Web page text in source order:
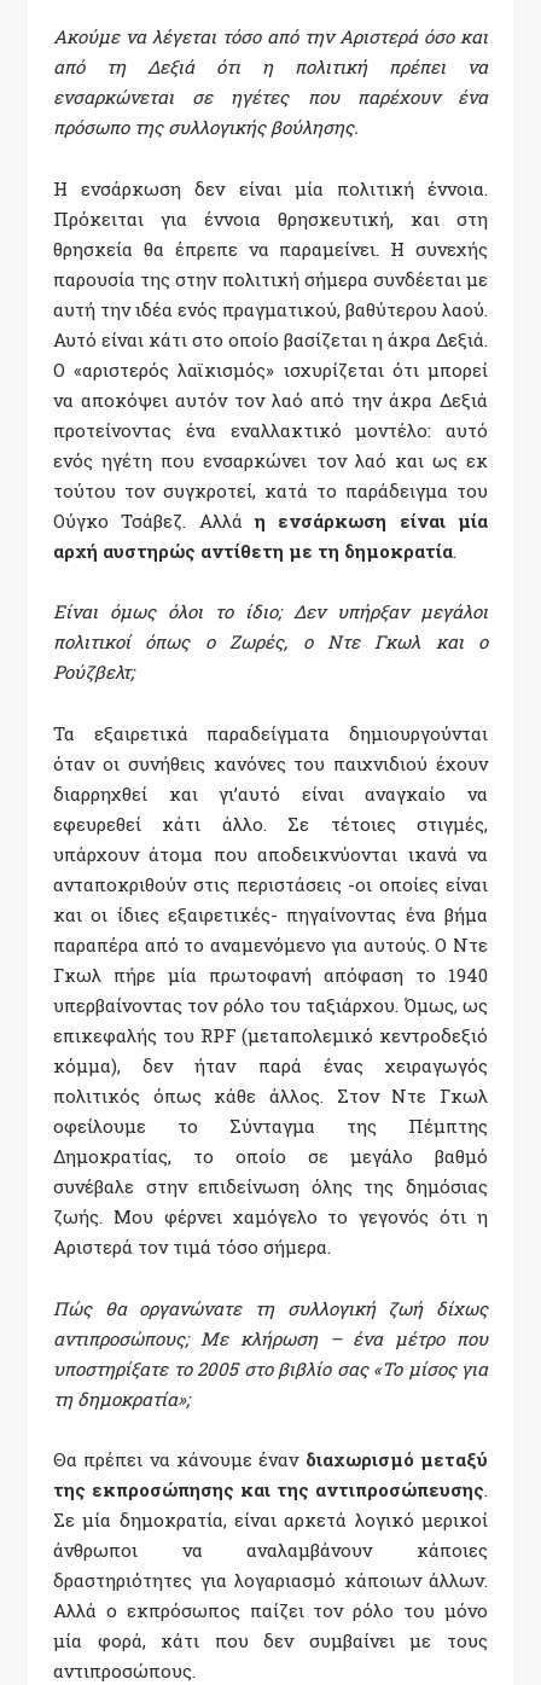
Ακούμε να λέγεται τόσο από την Αριστερά όσο και
από τη Δεξιά ότι η πολιτική πρέπει να
ενσαρκώνεται σε ηγέτες που παρέχουν ένα
πρόσωπο της συλλογικής βούλησης.
Η ενσάρκωση δεν είναι μία πολιτική έννοια.
Πρόκειται για έννοια θρησκευτική, και στη
θρησκεία θα έπρεπε να παραμείνει. Η συνεχής
παρουσία της στην πολιτική σήμερα συνδέεται με
αυτή την ιδέα ενός πραγματικού, βαθύτερου λαού.
Αυτό είναι κάτι στο οποίο βασίζεται η άκρα Δεξιά.
Ο «αριστερός λαϊκισμός» ισχυρίζεται ότι μπορεί
να αποκόψει αυτόν τον λαό από την άκρα Δεξιά
προτείνοντας ένα εναλλακτικό μοντέλο: αυτό
ενός ηγέτη που ενσαρκώνει τον λαό και ως εκ
τούτου τον συγκροτεί, κατά το παράδειγμα του
Ούγκο Τσάβεζ. Αλλάη ενσάρκωση είναι μία
αρχή αυστηρώς αντίθετη με τη δημοκρατία
Είναι όμως όλοι το ίδιο; Δεν υπήρξαν μεγάλοι
πολιτικοί όπως ο Ζωρές, ο Ντε Γκωλ και ο
Ρούζβελτ;
Τα εξαιρετικά παραδείγματα δημιουργούνται
όταν οι συνήθεις κανόνες του παιχνιδιού έχουν
διαρρηχθεί και γι’αυτό είναι αναγκαίο να
εφευρεθεί κάτι άλλο. Σε τέτοιες στιγμές,
υπάρχουν άτομα που αποδεικνύονται ικανά να
ανταποκριθούν στις περιστάσεις -οι οποίες είναι
και οι ίδιες εξαιρετικές- πηγαίνοντας ένα βήμα
παραπέρα από το αναμενόμενο για αυτούς. Ο Ντε
Γκωλ πήρε μία πρωτοφανή απόφαση το 1940
υπερβαίνοντας τον ρόλο του ταξιάρχου. Όμως, ως
επικεφαλής του RPF (μεταπολεμικό κεντροδεξιό
κόμμα), δεν ήταν παρά ένας χειραγωγός
πολιτικός όπως κάθε άλλος. Στον Ντε Γκωλ
οφείλουμε το Σύνταγμα της Πέμπτης
Δημοκρατίας, το οποίο σε μεγάλο βαθμό
συνέβαλε στην επιδείνωση όλης της δημόσιας
ζωής. Μου φέρνει χαμόγελο το γεγονός ότι η
Αριστερά τον τιμά τόσο σήμερα.
Πώς θα οργανώνατε τη συλλογική ζωή δίχως
αντιπροσώπους; Με κλήρωση – ένα μέτρο που
υποστηρίξατε το 2005 στο βιβλίο σας «Το μίσος για
τη δημοκρατία»;
Θα πρέπει να κάνουμε έναν διαχωρισμό μεταξύ
της εκπροσώπησης και της αντιπροσώπευσης.
Σε μία δημοκρατία, είναι αρκετά λογικό μερικοί
άνθρωποι να αναλαμβάνουν κάποιες
δραστηριότητες για λογαριασμό κάποιων άλλων.
Αλλά ο εκπρόσωπος παίζει τον ρόλο του μόνο
μία φορά, κάτι που δεν συμβαίνει με τους
αντιπροσώπους.